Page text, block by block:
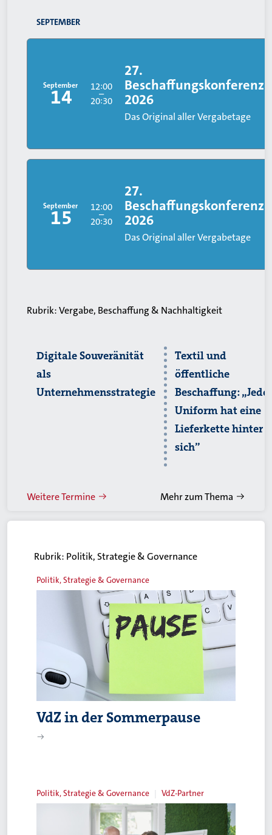
SEPTEMBER
September
14 12:00
–
20:30
27.
Beschaffungskonferenz
2026
Das Original aller Vergabetage
September
15 12:00
–
20:30
27.
Beschaffungskonferenz
2026
Das Original aller Vergabetage
Weitere Termine
Rubrik:Vergabe, Beschaffung & Nachhaltigkeit
Digitale Souveränität
als
Unternehmensstrategie
Textil und
öffentliche
Beschaffung: „Jede
Uniform hat eine
Lieferkette hinter
sich”
Mehr zum Thema
Rubrik: Politik, Strategie & Governance
Politik, Strategie & Governance
VdZ in der Sommerpause
Politik, Strategie & Governance VdZ-Partner